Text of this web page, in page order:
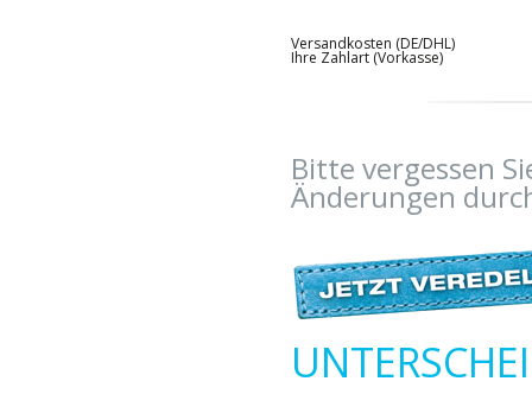
Versandkosten (DE/DHL)
Ihre Zahlart (Vorkasse)
Bitte vergessen
Änderungen